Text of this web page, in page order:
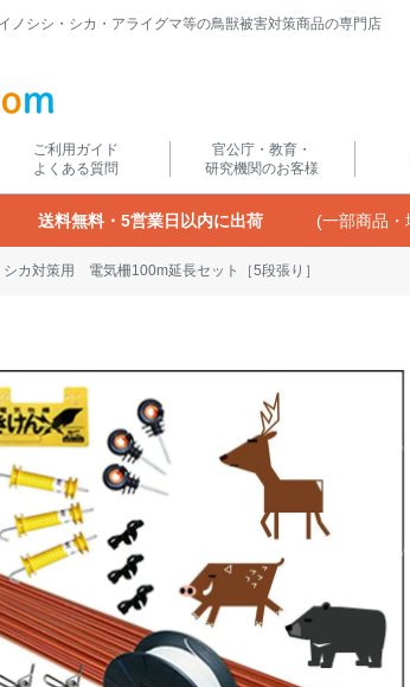
ノシシ・シカ・アライグマ等の鳥獣被害対策商品の専門店
ご利用ガイド
よくある質問
官公庁・教育・
研究機関のお客様
送料無料・5営業日以内に出荷 (一部商品
シカ対策用 電気柵100m延長セット［5段張り］